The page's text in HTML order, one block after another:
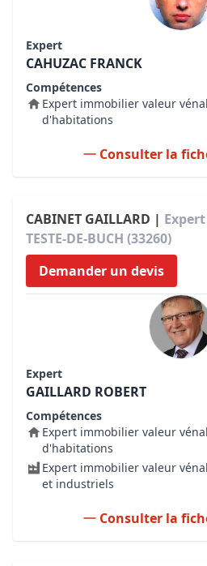
Expert
CAHUZAC FRANCK
Compétences
Expert immobilier valeur
d'habitations
Consulter la
CABINET GAILLARD |
TESTE-DE-BUCH (33260)
Demander un devis
Expert
GAILLARD ROBERT
Compétences
Expert immobilier valeur
d'habitations
Expert immobilier valeur
et industriels
Consulter la